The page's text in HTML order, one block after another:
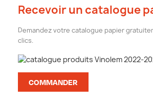
Recevoir un catalogue
Demandez votre catalogue papier
clics.
COMMANDER